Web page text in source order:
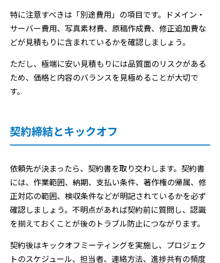
特に注意すべきは「別途費用」の項目です。ドメイン・
サーバー費用、写真素材費、原稿作成費、修正追加費な
どが見積もりに含まれているかを確認しましょう。
ただし、極端に安い見積もりには品質面のリスクがある
ため、価格と内容のバランスを見極めることが大切で
す。
契約締結とキックオフ
依頼先が決まったら、契約書を取り交わします。契約書
には、作業範囲、納期、支払い条件、著作権の帰属、修
正対応の範囲、検収条件などが明記されているかを必ず
確認しましょう。不明点があれば契約前に質問し、認識
を揃えておくことが後のトラブル防止につながります。
契約後はキックオフミーティングを実施し、プロジェク
トのスケジュール、担当者、連絡方法、進捗共有の頻度